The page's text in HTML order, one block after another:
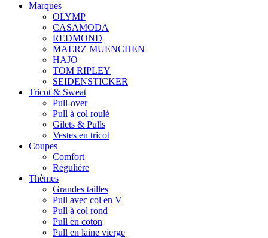
Marques
OLYMP
CASAMODA
REDMOND
MAERZ MUENCHEN
HAJO
TOM RIPLEY
SEIDENSTICKER
Tricot & Sweat
Pull-over
Pull à col roulé
Gilets & Pulls
Vestes en tricot
Coupes
Comfort
Régulière
Thèmes
Grandes tailles
Pull avec col en V
Pull à col rond
Pull en coton
Pull en laine vierge